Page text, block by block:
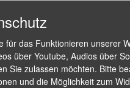
das Funktionieren unserer
über Youtube, Audios über
zulassen möchten. Bitte
und die Möglichkeit zum